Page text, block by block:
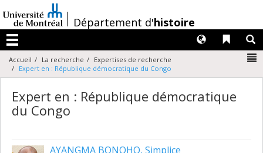
au
contenu
/Département d'histoire
Menu
Liens
Langues
Accueil La recherche
Expertises de recherche
Expert en : République démocratique du Congo
Expert en : République démocratique
du Congo
AYANGMA BONOHO, Simplice